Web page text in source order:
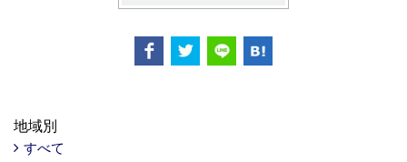
地域別
すべて